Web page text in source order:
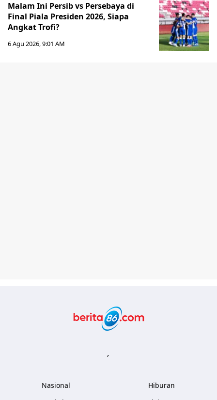
Malam Ini Persib vs Persebaya di
Final Piala Presiden 2026, Siapa
Angkat Trofi?
6 Agu 2026, 9:01 AM
,
Nasional
Hiburan